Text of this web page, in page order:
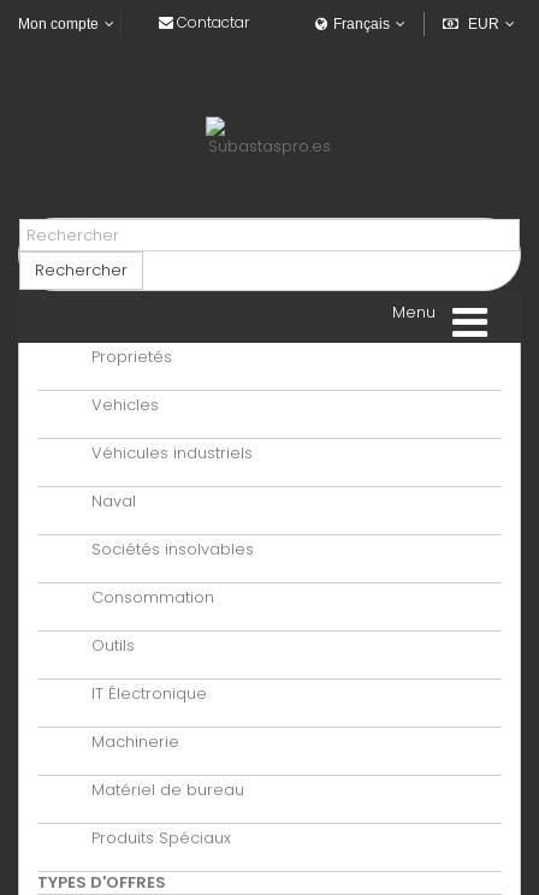
EUR
Français
Mon compte Contactar
Rechercher
Menu
Proprietés
Vehicles
Véhicules industriels
Naval
Sociétés insolvables
Consommation
Outils
IT Électronique
Machinerie
Matériel de bureau
Produits Spéciaux
TYPES D'OFFRES